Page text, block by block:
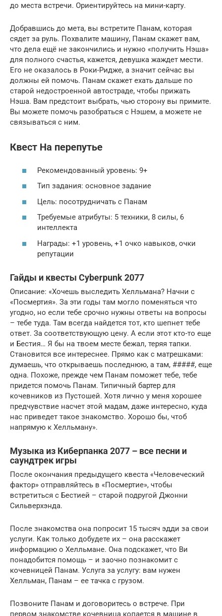
до места встречи. Ориентируйтесь на мини-карту.
Добравшись до мета, вы встретите Панам, которая
сядет за руль. Похвалите машину, Панам скажет вам,
что дела ещё не закончились и нужно «получить Нэша»
для полного счастья, кажется, девушка жаждет мести.
Его не оказалось в Роки-Ридже, а значит сейчас вы
должны ей помочь. Панам скажет ехать дальше по
старой недостроенной автостраде, чтобы прижать
Нэша. Вам предстоит выбрать, чью сторону вы примите.
Вы можете помочь разобраться с Нэшем, а можете не
связываться с ним.
Квест На перепутье
Рекомендованный уровень: 9+
Тип задания: основное задание
Цель: посотрудничать с Панам
Требуемые атрибуты: 5 техники, 8 силы, 6
интеллекта
Награды: +1 уровень, +1 очко навыков, очки
репутации
Гайды и квесты Cyberpunk 2077
Описание: «Хочешь выследить Хелльмана? Начни с
«Посмертия». За эти годы там могло поменяться что
угодно, но если тебе срочно нужны ответы на вопросы
– тебе туда. Там всегда найдется тот, кто шепнет тебе
ответ. За соответствующую цену. А если этот кто-то еще
и Бестия… Я бы на твоем месте бежал, теряя тапки.
Становится все интереснее. Прямо как с матрешками:
думаешь, что открываешь последнюю, а там, #####, еще
одна. Похоже, прежде чем Панам поможет тебе, тебе
придется помочь Панам. Типичный бартер для
кочевников из Пустошей. Хотя лично у меня хорошее
предчувствие насчет этой мадам, даже интересно, куда
нас приведет такое знакомство. Хорошо бы, чтоб
напрямую к Хелльману».
Музыка из Киберпанка 2077 – все песни и
саундтрек игры
После окончания предыдущего квеста «Человеческий
фактор» отправляйтесь в «Посмертие», чтобы
встретиться с Бестией – старой подругой Джонни
Сильверхэнда.
После знакомства она попросит 15 тысяч эдди за свои
услуги. Как только добудете их – она расскажет
информацию о Хелльмане. Она подскажет, что Ви
понадобится помощь – и заочно познакомит с
кочевницей Панам. Услуга за услугу: вам нужен
Хелльман, Панам – ее тачка с грузом.
Позвоните Панам и договоритесь о встрече. При
первом знакомстве кочевница копается в машине в